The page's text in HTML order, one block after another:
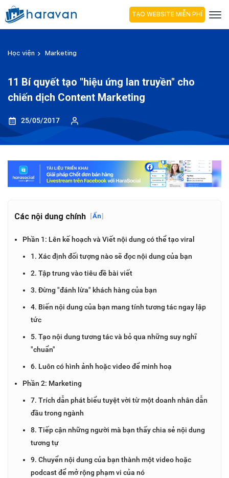
TẠO WEBSITE MIỄN PHÍ
Học viện Marketing
11 Bí quyết tạo "hiệu ứng lan truyền" cho
chiến dịch Content Marketing
25/05/2017
Các nội dung chính [Ẩn]
Phần 1: Lên kế hoạch và Viết nội dung có thể tạo viral
1. Xác định đối tượng nào sẽ đọc nội dung của bạn
2. Tập trung vào tiêu đề bài viết
3. Đừng "đánh lừa" khách hàng của bạn
4. Biến nội dung của bạn mang tính tương tác ngay lập
tức
5. Tạo nội dung tương tác và bỏ qua những suy nghĩ
"chuẩn"
6. Luôn có hình ảnh hoặc video để minh hoạ
Phần 2: Marketing
7. Trích dẫn phát biểu tuyệt vời từ một doanh nhân dẫn
đầu trong ngành
8. Tiếp cận những người mà bạn thấy chia sẻ nội dung
tương tự
9. Chuyển nội dung của bạn thành một video hoặc
podcast để mở rộng phạm vi của nó